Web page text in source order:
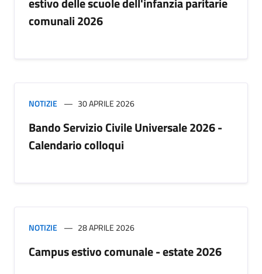
comunali 2026
NOTIZIE 30 APRILE 2026
Bando Servizio Civile Universale 2026 -
Calendario colloqui
NOTIZIE 28 APRILE 2026
Campus estivo comunale - estate 2026